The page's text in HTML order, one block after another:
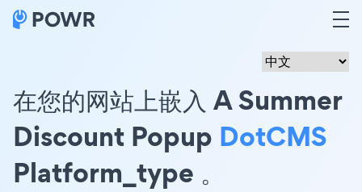
在您的网站上嵌入 A Summer
Discount Popup DotCMS
Platform_type 。